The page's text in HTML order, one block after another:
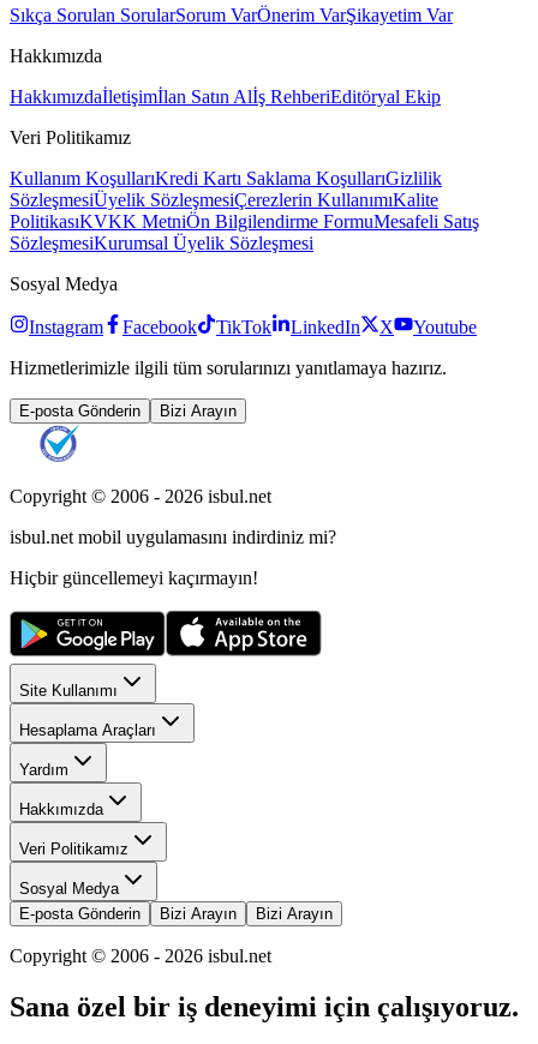
Sıkça Sorulan SorularSorum VarÖnerim VarŞikayetim Var
Hakkımızda
Hakkımızdaİletişimİlan Satın Alİş RehberiEditöryal Ekip
Veri Politikamız
Kullanım KoşullarıKredi Kartı Saklama KoşullarıGizlilik
SözleşmesiÜyelik SözleşmesiÇerezlerin KullanımıKalite
PolitikasıKVKK MetniÖn Bilgilendirme FormuMesafeli Satış
SözleşmesiKurumsal Üyelik Sözleşmesi
Sosyal Medya
Instagram Facebook TikTok LinkedIn X
Youtube
Hizmetlerimizle ilgili tüm sorularınızı yanıtlamaya hazırız.
E-posta Gönderin Bizi Arayın
Copyright © 2006 - 2026 isbul.net
isbul.netmobil uygulamasını indirdiniz mi?
Hiçbir güncellemeyi kaçırmayın!
Site Kullanımı
Hesaplama Araçları
Yardım
Hakkımızda
Veri Politikamız
Sosyal Medya
E-posta Gönderin
Bizi Arayın Bizi Arayın
Copyright © 2006 - 2026 isbul.net
Sana özel bir iş deneyimi için çalışıyoruz.